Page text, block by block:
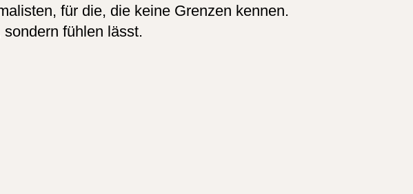
für die, die keine Grenzen kennen.
fühlen lässt.